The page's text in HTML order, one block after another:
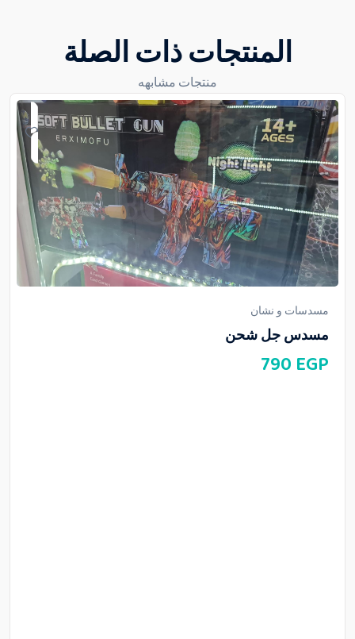
المنتجات ذات الصلة
منتجات مشابهه
مسدسات و نشان
مسدس جل شحن
790 EGP